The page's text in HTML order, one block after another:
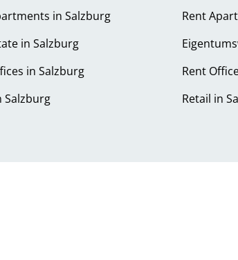
in Salzburg
in Salzburg
in Salzburg
Salzburg
Rent
Rent
Retail in